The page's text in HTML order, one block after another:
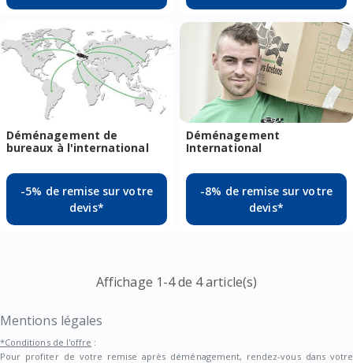
Déménagement de
bureaux à l'international
-5% de remise sur votre
devis*
Déménagement
International
-8% de remise sur votre
devis*
Affichage 1-4 de 4 article(s)
Mentions légales
*Conditions de l'offre :
Pour profiter de votre remise après déménagement, rendez-vous dans votre